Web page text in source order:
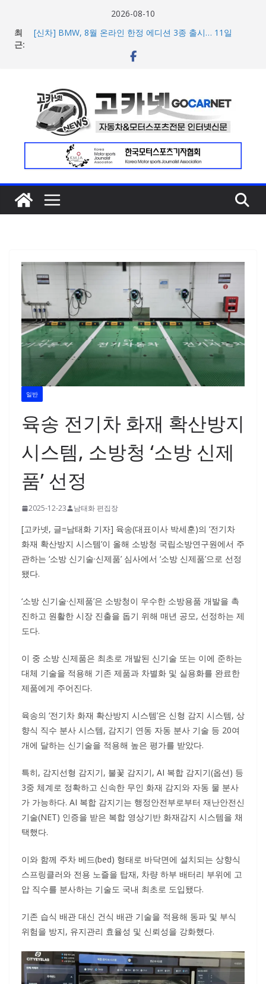
2026-08-10
최
근:
[신차] BMW, 8월 온라인 한정 에디션 3종 출시… 11일
벤틀리, 첫 순수 전기 어반 럭셔리 SUV 토르칼 탑재될 ‘큐레
팝업 오픈
BMW 레이디스 챔피언십 2026, 다양한 티켓 패키지 선보이
며 본격 대회 준비 돌입
현대차·기아, ‘2026 레드닷 어워드’에서 최우수상 2개·본상
15개 수상
일반
육송 전기차 화재 확산방지
시스템, 소방청 ‘소방 신제
품’ 선정
2025-12-23 남태화 편집장
[고카넷, 글=남태화 기자] 육송(대표이사 박세훈)의 ‘전기차
화재 확산방지 시스템’이 올해 소방청 국립소방연구원에서 주
관하는 ‘소방 신기술·신제품’ 심사에서 ‘소방 신제품’으로 선정
됐다.
‘소방 신기술·신제품’은 소방청이 우수한 소방용품 개발을 촉
진하고 원활한 시장 진출을 돕기 위해 매년 공모, 선정하는 제
도다.
이 중 소방 신제품은 최초로 개발된 신기술 또는 이에 준하는
대체 기술을 적용해 기존 제품과 차별화 및 실용화를 완료한
제품에게 주어진다.
육송의 ‘전기차 화재 확산방지 시스템’은 신형 감지 시스템, 상
향식 직수 분사 시스템, 감지기 연동 자동 분사 기술 등 20여
개에 달하는 신기술을 적용해 높은 평가를 받았다.
특히, 감지선형 감지기, 불꽃 감지기, AI 복합 감지기(옵션) 등
3중 체계로 정확하고 신속한 무인 화재 감지와 자동 물 분사
가 가능하다. AI 복합 감지기는 행정안전부로부터 재난안전신
기술(NET) 인증을 받은 복합 영상기반 화재감지 시스템을 채
택했다.
이와 함께 주차 베드(bed) 형태로 바닥면에 설치되는 상향식
스프링클러와 전용 노즐을 탑재, 차량 하부 배터리 부위에 고
압 직수를 분사하는 기술도 국내 최초로 도입됐다.
기존 습식 배관 대신 건식 배관 기술을 적용해 동파 및 부식
위험을 방지, 유지관리 효율성 및 신뢰성을 강화했다.